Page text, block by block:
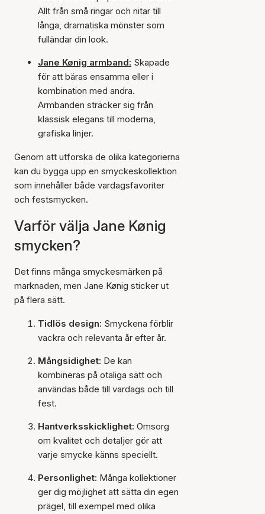
Allt från små ringar och nitar till
långa, dramatiska mönster som
fulländar din look.
Jane Kønig armband: Skapade
för att bäras ensamma eller i
kombination med andra.
Armbanden sträcker sig från
klassisk elegans till moderna,
grafiska linjer.
Genom att utforska de olika kategorierna
kan du bygga upp en smyckeskollektion
som innehåller både vardagsfavoriter
och festsmycken.
Varför välja Jane Kønig
smycken?
Det finns många smyckesmärken på
marknaden, men Jane Kønig sticker ut
på flera sätt.
Tidlös design: Smyckena förblir
vackra och relevanta år efter år.
Mångsidighet: De kan
kombineras på otaliga sätt och
användas både till vardags och till
fest.
Hantverksskicklighet: Omsorg
om kvalitet och detaljer gör att
varje smycke känns speciellt.
Personlighet: Många kollektioner
ger dig möjlighet att sätta din egen
prägel, till exempel med olika